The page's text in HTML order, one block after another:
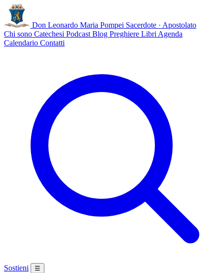
Don Leonardo Maria Pompei Sacerdote · Apostolato
Chi sono Catechesi Podcast Blog Preghiere Libri Agenda
Calendario Contatti
Sostieni ☰